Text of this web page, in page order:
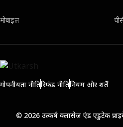
मोबाइल
गोपनीयता नीतिरिफंड नीतिनियम और शर्तें
© 2026 उत्कर्ष क्लासेज एंड एडुटेक